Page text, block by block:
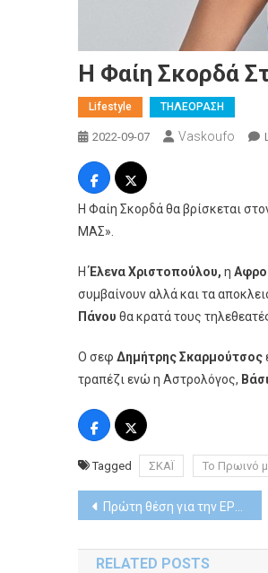
Η Φαίη Σκορδά
Lifestyle ΤΗΛΕΟΡΑΣΗ
2022-09-07 Vaskoufo
Η Φαίη Σκορδά θα βρίσκεται
ΜΑΣ».
ΗΈλενα Χριστοπούλου, η
συμβαίνουν αλλά και τα
Πάνου θα κρατά τους
Ο σεφ Δημήτρης Σκαρμούτσος
τραπέζι ενώ η Αστρολόγος,
Tagged ΣΚΑΪ Το Πρωινό
Post
navigation
Πρώτη θέση για την ΕΡΤ1
RELATED POSTS